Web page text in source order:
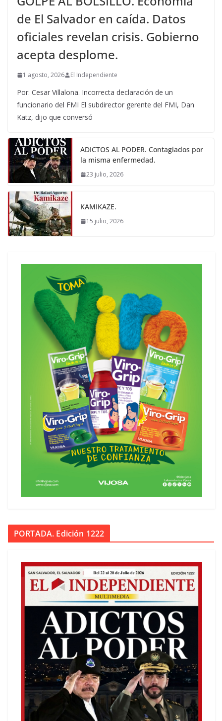
de El Salvador en caída. Datos
oficiales revelan crisis. Gobierno
acepta desplome.
1 agosto, 2026 El Independiente
Por: Cesar Villalona. Incorrecta declaración de un
funcionario del FMI El subdirector gerente del FMI, Dan
Katz, dijo que conversó
ADICTOS AL PODER. Contagiados por
la misma enfermedad.
23 julio, 2026
KAMIKAZE.
15 julio, 2026
PORTADA. Edición 1222